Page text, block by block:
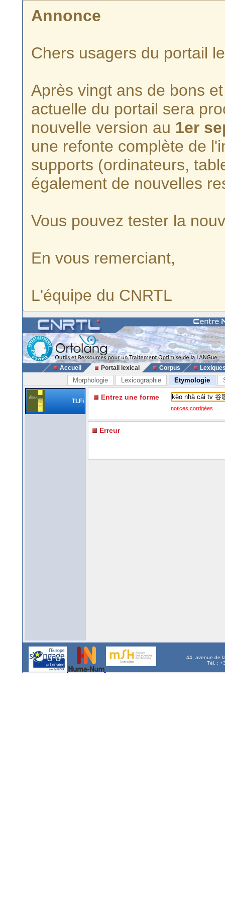
Annonce
Chers usagers du portail
Après vingt ans de bons
actuelle du portail sera
nouvelle version au 1er
une refonte complète de
supports (ordinateurs,
également de nouvelles
Vous pouvez tester la
En vous remerciant,
L'équipe du CNRTL
Accueil Portail lexical Corpus
Morphologie Lexicographie Etymologie
TLFi Entrez une forme
notices corrigées
Erreur
44, avenue de
Tél. :